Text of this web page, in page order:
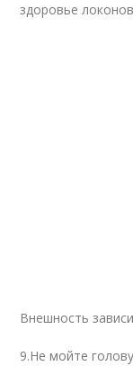
здоровье
Внешность
9.Не мойте